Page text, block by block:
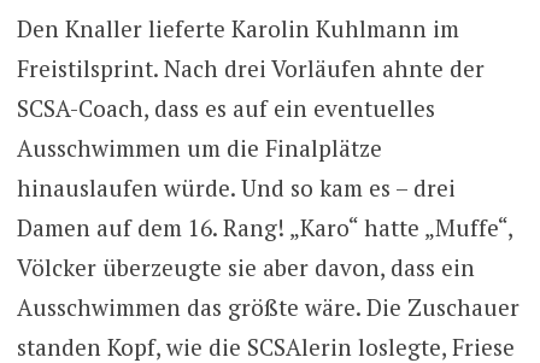
Den Knaller lieferte Karolin Kuhlmann im
Freistilsprint. Nach drei Vorläufen ahnte der
SCSA-Coach, dass es auf ein eventuelles
Ausschwimmen um die Finalplätze
hinauslaufen würde. Und so kam es – drei
Damen auf dem 16. Rang! „Karo“ hatte „Muffe“,
Völcker überzeugte sie aber davon, dass ein
Ausschwimmen das größte wäre. Die Zuschauer
standen Kopf, wie die SCSAlerin loslegte, Friese